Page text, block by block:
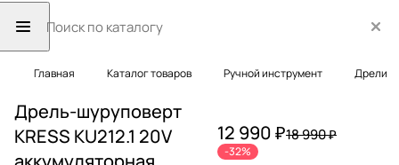
Главная Каталог товаров Ручной инструмент Дрели
Дрель-шуруповерт
KRESS KU212.1 20V
12 990 ₽18 990 ₽
-32%